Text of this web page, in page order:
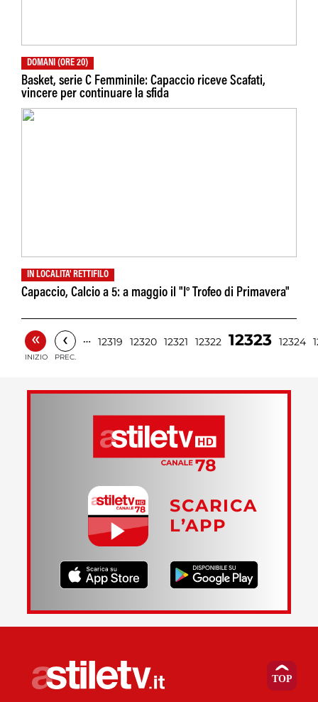
DOMANI (ORE 20)
Basket, serie C Femminile: Capaccio riceve Scafati,
vincere per continuare la sfida
IN LOCALITA' RETTIFILO
Capaccio, Calcio a 5: a maggio il "I° Trofeo di Primavera"
«
INIZIO
‹
PREC.
… 12319 12320 12321 12322 12323 12324
SCARICA
L’APP